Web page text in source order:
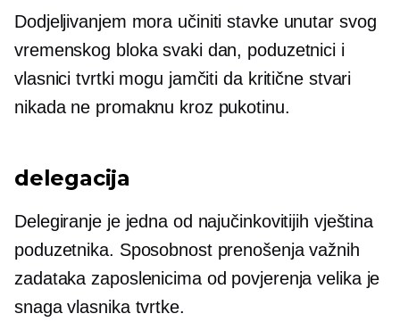
Dodjeljivanjem mora učiniti stavke unutar svog
vremenskog bloka svaki dan, poduzetnici i
vlasnici tvrtki mogu jamčiti da kritične stvari
nikada ne promaknu kroz pukotinu.
delegacija
Delegiranje je jedna od najučinkovitijih vještina
poduzetnika. Sposobnost prenošenja važnih
zadataka zaposlenicima od povjerenja velika je
snaga vlasnika tvrtke.